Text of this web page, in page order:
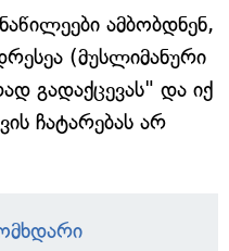
ამბობდნენ,
(მუსლიმანური
გადაქცევას" და იქ
ჩატარებას არ